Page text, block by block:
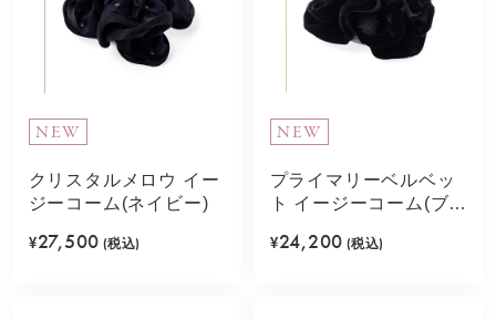
NEW
クリスタルメロウ イー
ジーコーム(ネイビー)
¥27,500 (税込)
NEW
プライマリーベルベッ
ト イージーコーム(ブラ
¥24,200 (税込)